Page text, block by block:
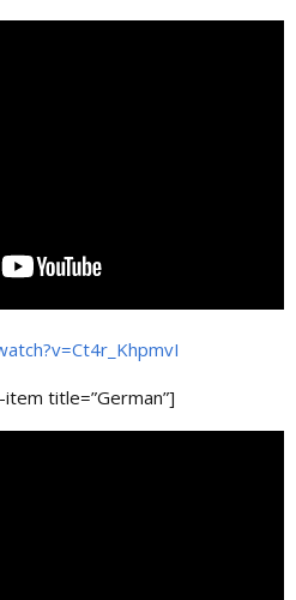
title=”German”]